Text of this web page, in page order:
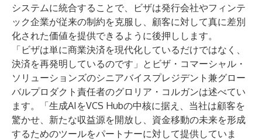
システムに統合することで、ビザは発行会社やフィンテ
ック企業が従来の制約を克服し、顧客に対して真に差別
化された価値を提供できるように後押しします。
「ビザは単に商業決済を現代化しているだけではなく、
決済を再発明しているのです」とビザ・コマーシャル・
ソリューションズのシニアバイスプレジデント兼グロー
バルプロダクト責任者のグロリア・コルガンは述べてい
ます。「生成AIをVCS Hubの中核に据え、当社は顧客を
驚かせ、新たな収益源を開放し、資金移動の未来を形成
するためのツールをパートナーに対して提供していま